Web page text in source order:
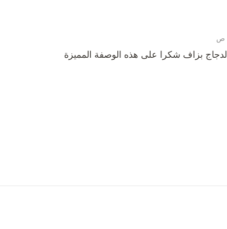
بزاف شكرا على هذه الوصفة المميزة